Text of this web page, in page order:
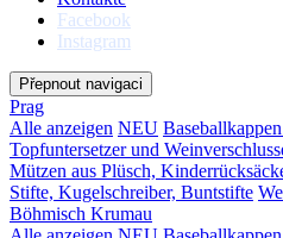
Facebook
Instagram
Přepnout navigaci
Prag
Alle anzeigen NEU
Topfuntersetzer und
Mützen aus Plüsch,
Stifte, Kugelschreiber, Buntstifte
Böhmisch Krumau